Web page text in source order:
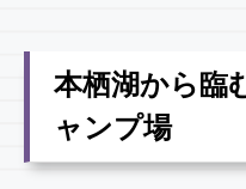
本栖湖から臨
ャンプ場